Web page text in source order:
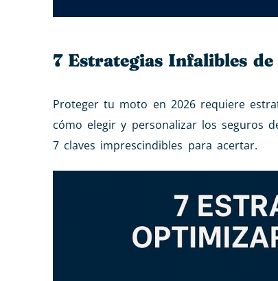
7 Estrategias Infalibles
Proteger tu moto en 2026 requiere
cómo elegir y personalizar los seguros
7 claves imprescindibles para acertar.